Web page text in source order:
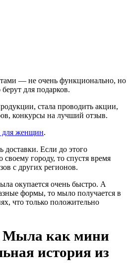
— не очень функционально, но
для подарков.
стала проводить акции,
конкурсы на лучший отзыв.
для женщин.
доставки. Если до этого
своему городу, то спустя время
с других регионов.
окупается очень быстро. А
формы, то мыло получается в
что только положительно
Мыла как мини
история из